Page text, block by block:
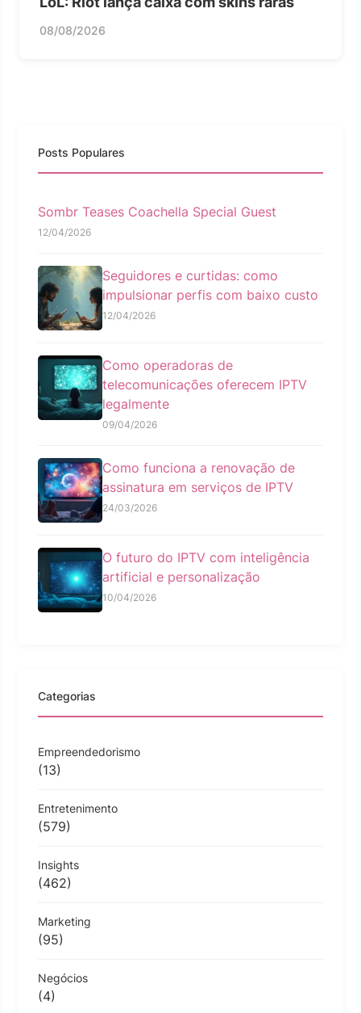
08/08/2026
Posts Populares
Sombr Teases Coachella Special Guest
12/04/2026
Seguidores e curtidas: como
impulsionar perfis com baixo custo
12/04/2026
Como operadoras de
telecomunicações oferecem IPTV
legalmente
09/04/2026
Como funciona a renovação de
assinatura em serviços de IPTV
24/03/2026
O futuro do IPTV com inteligência
artificial e personalização
10/04/2026
Categorias
Empreendedorismo
(13)
Entretenimento
(579)
Insights
(462)
Marketing
(95)
Negócios
(4)